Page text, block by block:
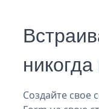
Создайте свое